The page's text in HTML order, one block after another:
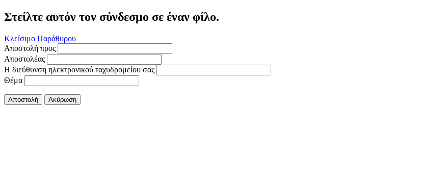
Στείλτε αυτόν τον σύνδεσμο σε έναν φίλο.
Κλείσιμο Παράθυρου
Αποστολή προς
Αποστολέας
Η διεύθυνση ηλεκτρονικού ταχυδρομείου σας
Θέμα
Αποστολή Ακύρωση